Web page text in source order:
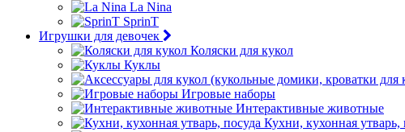
La Nina
SprinT
Игрушки для девочек
Коляски для кукол
Куклы
Игровые наборы
Интерактивные животные
Кухни, кухонная утварь,